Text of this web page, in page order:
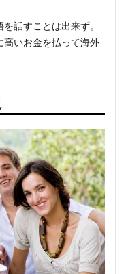
話すことは出来ず。
高いお金を払って海外